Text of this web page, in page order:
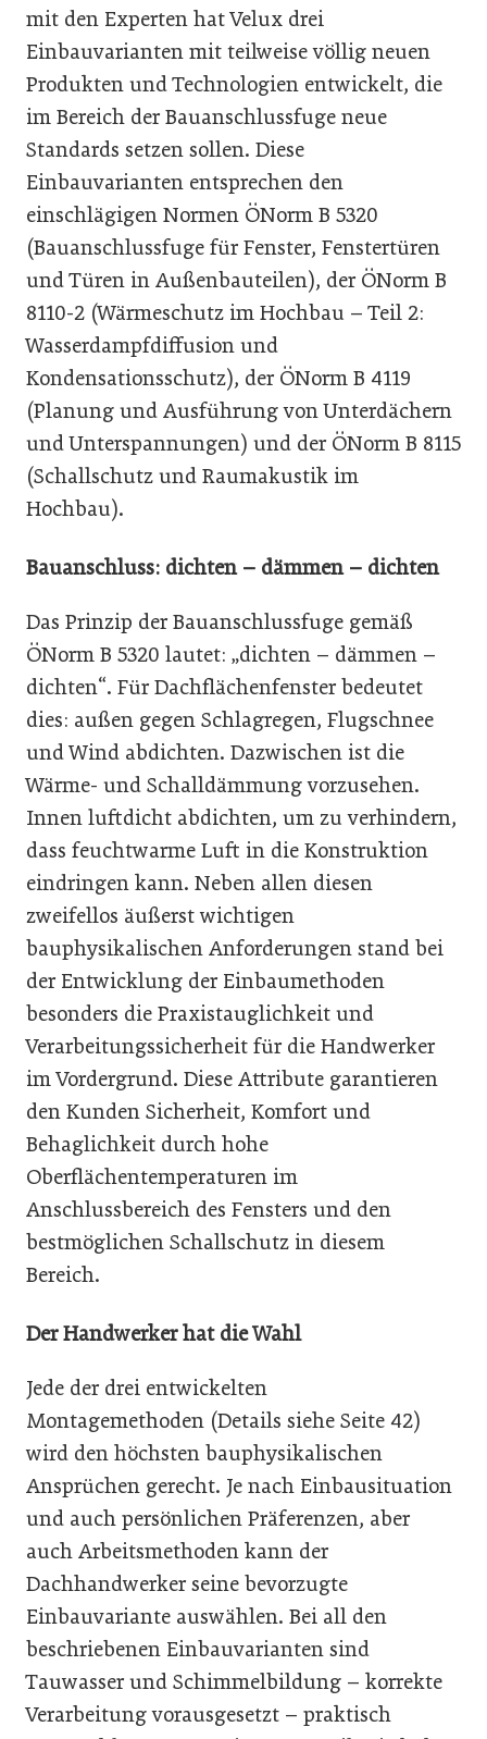
mit den Experten hat Velux drei
Einbauvarianten mit teilweise völlig neuen
Produkten und Technologien entwickelt, die
im Bereich der Bauanschlussfuge neue
Standards setzen sollen. Diese
Einbauvarianten entsprechen den
einschlägigen Normen ÖNorm B 5320
(Bauanschlussfuge für Fenster, Fenstertüren
und Türen in Außenbauteilen), der ÖNorm B
8110-2 (Wärmeschutz im Hochbau – Teil 2:
Wasserdampfdiffusion und
Kondensationsschutz), der ÖNorm B 4119
(Planung und Ausführung von Unterdächern
und Unterspannungen) und der ÖNorm B 8115
(Schallschutz und Raumakustik im
Hochbau).
Bauanschluss: dichten – dämmen – dichten
Das Prinzip der Bauanschlussfuge gemäß
ÖNorm B 5320 lautet: „dichten – dämmen –
dichten“. Für Dachflächenfenster bedeutet
dies: außen gegen Schlagregen, Flugschnee
und Wind abdichten. Dazwischen ist die
Wärme- und Schalldämmung vorzusehen.
Innen luftdicht abdichten, um zu verhindern,
dass feuchtwarme Luft in die Konstruktion
eindringen kann. Neben allen diesen
zweifellos äußerst wichtigen
bauphysikalischen Anforderungen stand bei
der Entwicklung der Einbaumethoden
besonders die Praxistauglichkeit und
Verarbeitungssicherheit für die Handwerker
im Vordergrund. Diese Attribute garantieren
den Kunden Sicherheit, Komfort und
Behaglichkeit durch hohe
Oberflächentemperaturen im
Anschlussbereich des Fensters und den
bestmöglichen Schallschutz in diesem
Bereich.
Der Handwerker hat die Wahl
Jede der drei entwickelten
Montagemethoden (Details siehe Seite 42)
wird den höchsten bauphysikalischen
Ansprüchen gerecht. Je nach Einbausituation
und auch persönlichen Präferenzen, aber
auch Arbeitsmethoden kann der
Dachhandwerker seine bevorzugte
Einbauvariante auswählen. Bei all den
beschriebenen Einbauvarianten sind
Tauwasser und Schimmelbildung – korrekte
Verarbeitung vorausgesetzt – praktisch